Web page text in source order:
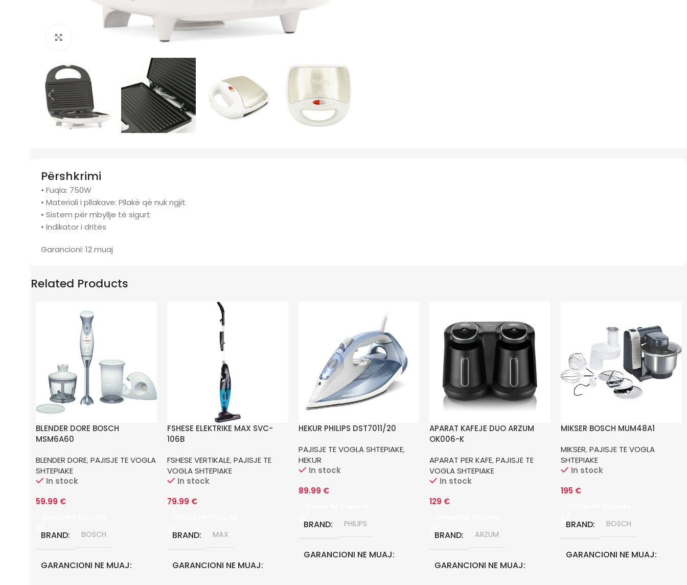
Përshkrimi
• Fuqia: 750W
• Materiali i pllakave: Pllakë që nuk ngjit
• Sistem për mbyllje të sigurt
• Indikator i dritës
Garancioni: 12 muaj
Related Products
BLENDER DORE BOSCH
MSM6A60
BLENDER DORE,PAJISJE TE VOGLA
SHTEPIAKE
In stock
59.99 €
BRAND BOSCH
GARANCIONI NE MUAJ
FSHESE ELEKTRIKE MAX SVC-
106B
FSHESE VERTIKALE,PAJISJE TE
VOGLA SHTEPIAKE
In stock
79.99 €
BRAND MAX
GARANCIONI NE MUAJ
HEKUR PHILIPS DST7011/20
PAJISJE TE VOGLA SHTEPIAKE,
HEKUR
In stock
89.99 €
BRAND PHILIPS
GARANCIONI NE MUAJ
APARAT KAFEJE DUO ARZUM
OK006-K
APARAT PER KAFE,PAJISJE TE
VOGLA SHTEPIAKE
In stock
129 €
BRAND ARZUM
GARANCIONI NE MUAJ
MIKSER BOSCH MUM48A1
MIKSER,PAJISJE TE VOGLA
SHTEPIAKE
In stock
195 €
BRAND BOSCH
GARANCIONI NE MUAJ